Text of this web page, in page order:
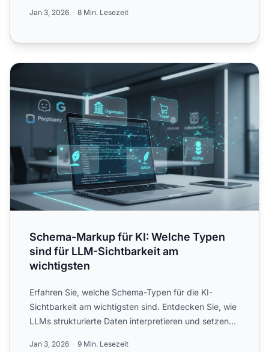
Jan 3, 2026 8 Min. Lesezeit
Schema-Markup für KI: Welche Typen sind für LLM-
Schema-Markup für KI: Welche Typen
sind für LLM-Sichtbarkeit am
wichtigsten
Erfahren Sie, welche Schema-Typen für die KI-
Sichtbarkeit am wichtigsten sind. Entdecken Sie, wie
LLMs strukturierte Daten interpretieren und setzen
Jan 3, 2026 9 Min. Lesezeit